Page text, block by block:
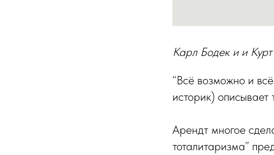
Карл Бодек и и
“Всё возможно и
историк)
Арендт многое
тоталитаризма”